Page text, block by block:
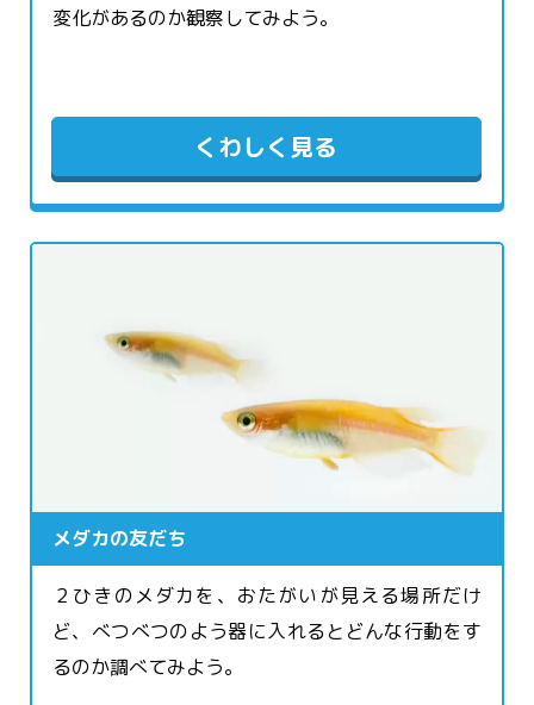
変化があるのか観察してみよう。
くわしく見る
メダカの友だち
２ひきのメダカを、おたがいが見える場所だけ
ど、べつべつのよう器に入れるとどんな行動をす
るのか調べてみよう。